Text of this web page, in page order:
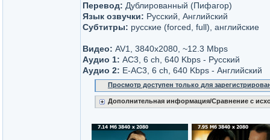
Перевод: Дублированный (Пифагор)
Язык озвучки: Русский, Английский
Субтитры: русские (forced, full), английские
Видео: AV1, 3840x2080, ~12.3 Mbps
Аудио 1: AC3, 6 ch, 640 Kbps - Русский
Аудио 2: E-AC3, 6 ch, 640 Kbps - Английский
Просмотр доступен только для
Дополнительная информация/Сравнение с